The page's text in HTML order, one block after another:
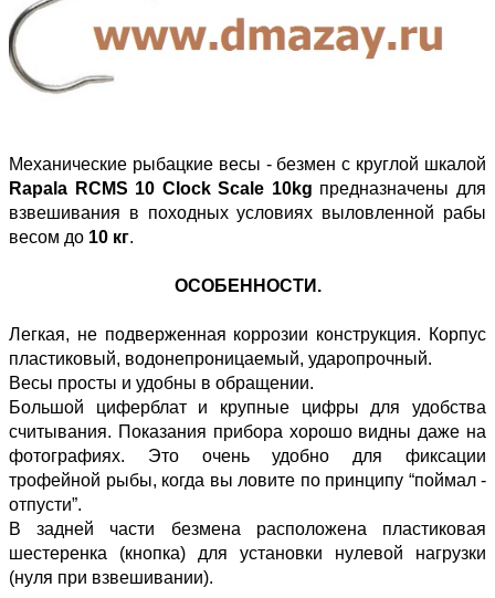
Механические рыбацкие весы - безмен с круглой шкалой
Rapala RCMS 10 Clock Scale 10kg предназначены для
взвешивания в походных условиях выловленной рабы
весом до 10 кг.
ОСОБЕННОСТИ.
Легкая, не подверженная коррозии конструкция. Корпус
пластиковый, водонепроницаемый, ударопрочный.
Весы просты и удобны в обращении.
Большой циферблат и крупные цифры для удобства
считывания. Показания прибора хорошо видны даже на
фотографиях. Это очень удобно для фиксации
трофейной рыбы, когда вы ловите по принципу “поймал -
отпусти”.
В задней части безмена расположена пластиковая
шестеренка (кнопка) для установки нулевой нагрузки
(нуля при взвешивании).